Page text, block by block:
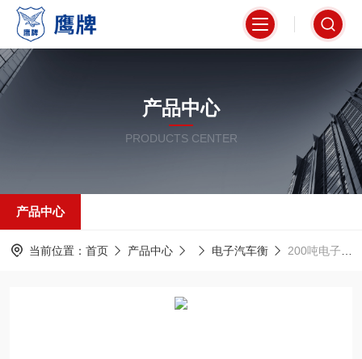
产品中心
PRODUCTS CENTER
产品中心
当前位置： 首页 产品中心 电子汽车衡 200吨电子地磅鹰牌